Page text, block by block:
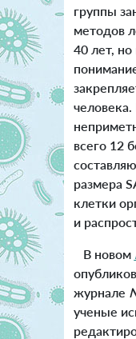
группы
методов
40 лет, но
человека.
всего 12
размера
клетки
и
В новом
журнале
ученые